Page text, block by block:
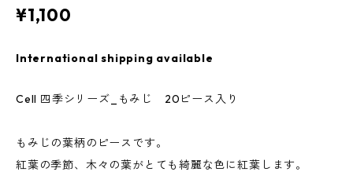
¥1,100
International shipping available
Cell 四季シリーズ_もみじ 20ピース入り
もみじの葉柄のピースです。
紅葉の季節、木々の葉がとても綺麗な色に紅葉します。